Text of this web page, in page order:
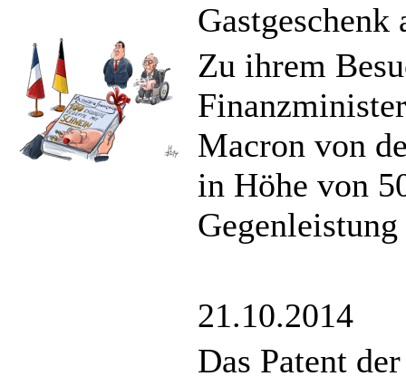
Gastgeschenk
Zu ihrem
Macron von
in Höhe von
21.10.2014
Das Patent